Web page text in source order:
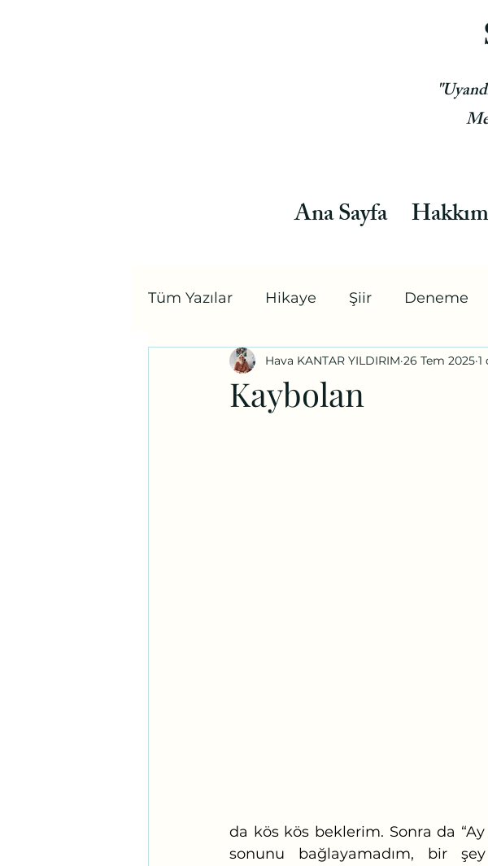
Ana Sayfa
Tüm Yazılar Hikaye Şiir Deneme
Kaybolan
Hava KANTAR YILDIRIM 26 Tem 2025 1
da kös kös beklerim. Sonra da
sonunu bağlayamadım, bir